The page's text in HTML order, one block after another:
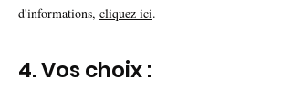
d'informations, cliquez ici.
4. Vos choix :